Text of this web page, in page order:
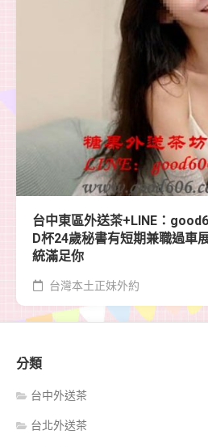
台中東區外送茶+LINE：
D杯24歲秘書有短期兼職過車
統滿足你
台灣本土正妹外約
分類
台中外送茶
台北外送茶